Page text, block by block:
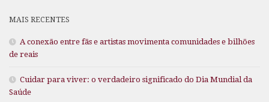
MAIS RECENTES
A conexão entre fãs e artistas movimenta comunidades e bilhões
de reais
Cuidar para viver: o verdadeiro significado do Dia Mundial da
Saúde